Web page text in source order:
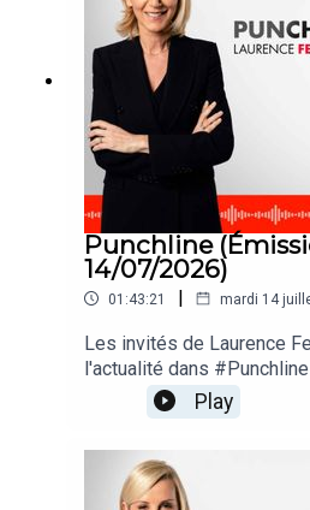
Punchline
14/07/2026)
01:43:21 | mardi 14
Les invités de Laurence
l'actualité dans
Play